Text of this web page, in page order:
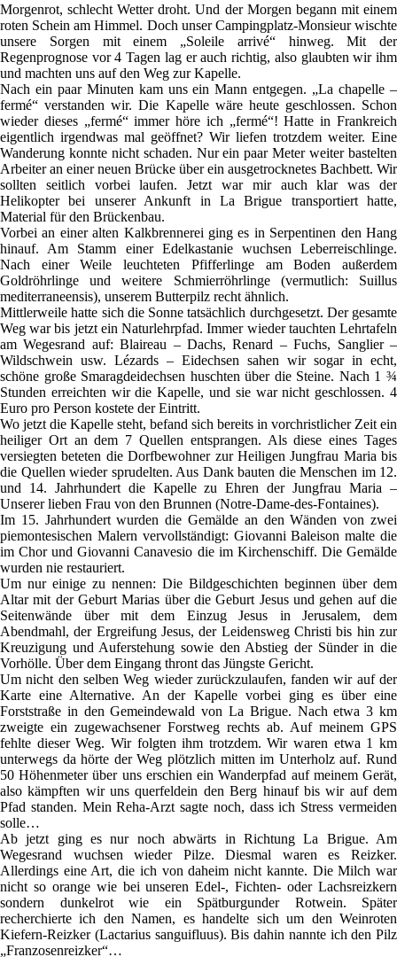
Morgenrot, schlecht Wetter droht. Und der Morgen begann mit einem
roten Schein am Himmel. Doch unser Campingplatz-Monsieur wischte
unsere Sorgen mit einem „Soleile arrivé“ hinweg. Mit der
Regenprognose vor 4 Tagen lag er auch richtig, also glaubten wir ihm
und machten uns auf den Weg zur Kapelle.
Nach ein paar Minuten kam uns ein Mann entgegen. „La chapelle –
fermé“ verstanden wir. Die Kapelle wäre heute geschlossen. Schon
wieder dieses „fermé“ immer höre ich „fermé“! Hatte in Frankreich
eigentlich irgendwas mal geöffnet? Wir liefen trotzdem weiter. Eine
Wanderung konnte nicht schaden. Nur ein paar Meter weiter bastelten
Arbeiter an einer neuen Brücke über ein ausgetrocknetes Bachbett. Wir
sollten seitlich vorbei laufen. Jetzt war mir auch klar was der
Helikopter bei unserer Ankunft in La Brigue transportiert hatte,
Material für den Brückenbau.
Vorbei an einer alten Kalkbrennerei ging es in Serpentinen den Hang
hinauf. Am Stamm einer Edelkastanie wuchsen Leberreischlinge.
Nach einer Weile leuchteten Pfifferlinge am Boden außerdem
Goldröhrlinge und weitere Schmierröhrlinge (vermutlich: Suillus
mediterraneensis), unserem Butterpilz recht ähnlich.
Mittlerweile hatte sich die Sonne tatsächlich durchgesetzt. Der gesamte
Weg war bis jetzt ein Naturlehrpfad. Immer wieder tauchten Lehrtafeln
am Wegesrand auf: Blaireau – Dachs, Renard – Fuchs, Sanglier –
Wildschwein usw. Lézards – Eidechsen sahen wir sogar in echt,
schöne große Smaragdeidechsen huschten über die Steine. Nach 1 ¾
Stunden erreichten wir die Kapelle, und sie war nicht geschlossen. 4
Euro pro Person kostete der Eintritt.
Wo jetzt die Kapelle steht, befand sich bereits in vorchristlicher Zeit ein
heiliger Ort an dem 7 Quellen entsprangen. Als diese eines Tages
versiegten beteten die Dorfbewohner zur Heiligen Jungfrau Maria bis
die Quellen wieder sprudelten. Aus Dank bauten die Menschen im 12.
und 14. Jahrhundert die Kapelle zu Ehren der Jungfrau Maria –
Unserer lieben Frau von den Brunnen (Notre-Dame-des-Fontaines).
Im 15. Jahrhundert wurden die Gemälde an den Wänden von zwei
piemontesischen Malern vervollständigt: Giovanni Baleison malte die
im Chor und Giovanni Canavesio die im Kirchenschiff. Die Gemälde
wurden nie restauriert.
Um nur einige zu nennen: Die Bildgeschichten beginnen über dem
Altar mit der Geburt Marias über die Geburt Jesus und gehen auf die
Seitenwände über mit dem Einzug Jesus in Jerusalem, dem
Abendmahl, der Ergreifung Jesus, der Leidensweg Christi bis hin zur
Kreuzigung und Auferstehung sowie den Abstieg der Sünder in die
Vorhölle. Über dem Eingang thront das Jüngste Gericht.
Um nicht den selben Weg wieder zurückzulaufen, fanden wir auf der
Karte eine Alternative. An der Kapelle vorbei ging es über eine
Forststraße in den Gemeindewald von La Brigue. Nach etwa 3 km
zweigte ein zugewachsener Forstweg rechts ab. Auf meinem GPS
fehlte dieser Weg. Wir folgten ihm trotzdem. Wir waren etwa 1 km
unterwegs da hörte der Weg plötzlich mitten im Unterholz auf. Rund
50 Höhenmeter über uns erschien ein Wanderpfad auf meinem Gerät,
also kämpften wir uns querfeldein den Berg hinauf bis wir auf dem
Pfad standen. Mein Reha-Arzt sagte noch, dass ich Stress vermeiden
solle…
Ab jetzt ging es nur noch abwärts in Richtung La Brigue. Am
Wegesrand wuchsen wieder Pilze. Diesmal waren es Reizker.
Allerdings eine Art, die ich von daheim nicht kannte. Die Milch war
nicht so orange wie bei unseren Edel-, Fichten- oder Lachsreizkern
sondern dunkelrot wie ein Spätburgunder Rotwein. Später
recherchierte ich den Namen, es handelte sich um den Weinroten
Kiefern-Reizker (Lactarius sanguifluus). Bis dahin nannte ich den Pilz
„Franzosenreizker“…